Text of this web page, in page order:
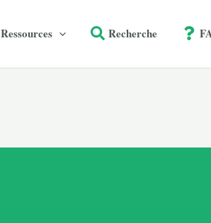
Ressources Recherche